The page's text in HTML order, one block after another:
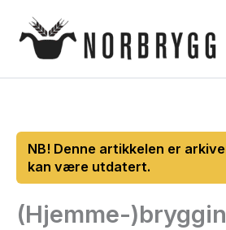
rett
(Hjemme-